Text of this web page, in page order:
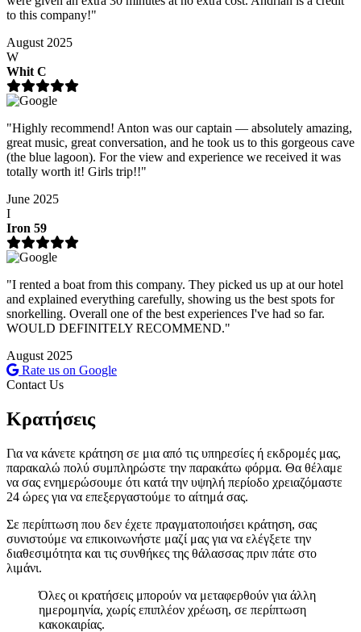
to this company!"
August 2025
W
Whit C
"Highly recommend! Anton was our captain — absolutely amazing,
great music, great conversation, and he took us to this gorgeous cave
(the blue lagoon). For the view and experience we received it was
totally worth it! Girls trip!!"
June 2025
I
Iron 59
"I rented a boat from this company. They picked us up at our hotel
and explained everything carefully, showing us the best spots for
snorkelling. Overall one of the best experiences I've had so far.
WOULD DEFINITELY RECOMMEND."
August 2025
Rate us on Google
Contact Us
Κρατήσεις
Για να κάνετε κράτηση σε μια από τις υπηρεσίες ή εκδρομές μας,
παρακαλώ πολύ συμπληρώστε την παρακάτω φόρμα. Θα θέλαμε
να σας ενημερώσουμε ότι κατά την υψηλή περίοδο χρειαζόμαστε
24 ώρες για να επεξεργαστούμε το αίτημά σας.
Σε περίπτωση που δεν έχετε πραγματοποιήσει κράτηση, σας
συνιστούμε να επικοινωνήστε μαζί μας για να ελέγξετε την
διαθεσιμότητα και τις συνθήκες της θάλασσας πριν πάτε στο
λιμάνι.
Όλες οι κρατήσεις μπορούν να μεταφερθούν για άλλη
ημερομηνία, χωρίς επιπλέον χρέωση, σε περίπτωση
κακοκαιρίας.